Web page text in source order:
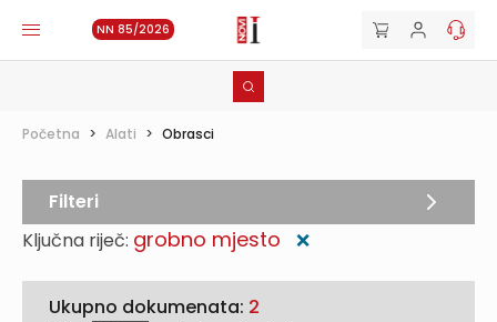
NN 85/2026
Početna > Alati > Obrasci
Ključna riječ: grobno mjesto ❌
Ukupno dokumenata: 2
Filteri